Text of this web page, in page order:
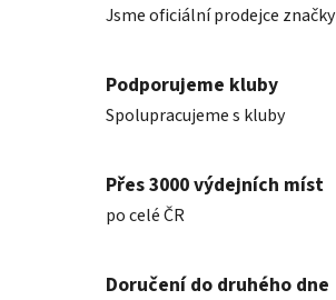
Jsme oficiální prodejce značky
Podporujeme kluby
Spolupracujeme s kluby
Přes 3000 výdejních míst
po celé ČR
Doručení do druhého dne